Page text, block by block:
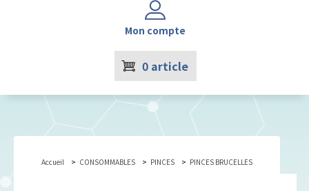
Mon compte
0 article
Accueil CONSOMMABLES PINCES PINCES BRUCELLES